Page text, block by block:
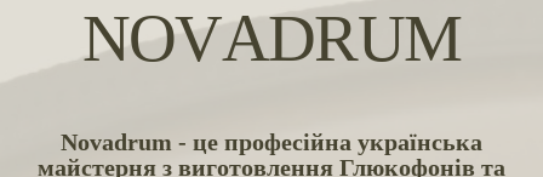
NOVADRUM
Novadrum - це професійна українська
майстерня з виготовлення Глюкофонів та